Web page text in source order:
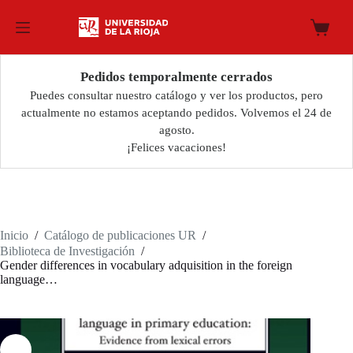
contenido
Carro
Pedidos temporalmente cerrados
Puedes consultar nuestro catálogo y ver los productos, pero
actualmente no estamos aceptando pedidos. Volvemos el 24 de
agosto.
¡Felices vacaciones!
Inicio / Catálogo de publicaciones UR /
Biblioteca de Investigación /
Gender differences in vocabulary adquisition in the foreign
language…